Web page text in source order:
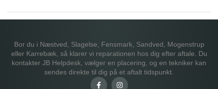
Bor du i Næstved, Slagelse, Fensmark, Sandved, Mogenstrup
eller Karrebæk, så klarer vi reparationen hos dig efter aftale. Du
kontakter JB Helpdesk, vælger en placering, og en tekniker kan
sendes direkte til dig på et aftalt tidspunkt.